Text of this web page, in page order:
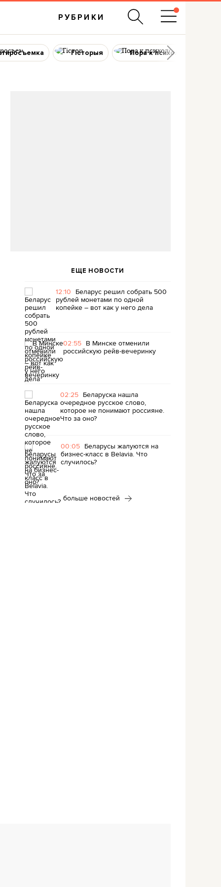
РУБРИКИ
Гісторыя Пора к психологу
ЕЩЕ НОВОСТИ
12:10 Беларус решил собрать 500
рублей монетами по одной
копейке – вот как у него дела
02:55 В Минске отменили
российскую рейв-вечеринку
02:25 Беларуска нашла
очередное русское слово,
которое не понимают россияне.
Что за оно?
00:05 Беларусы жалуются на
бизнес-класс в Belavia. Что
случилось?
больше новостей